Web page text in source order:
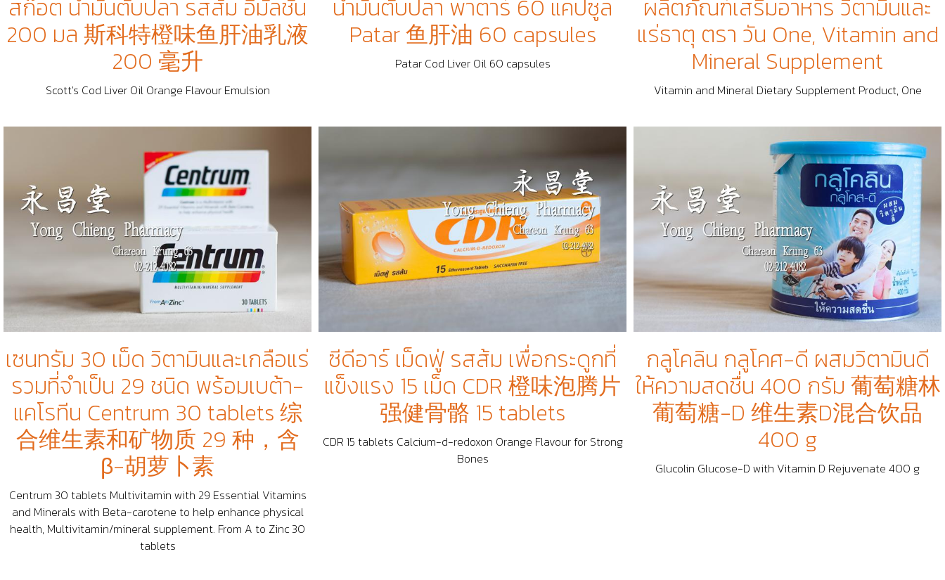
สก๊อต น้ำมันตับปลา รสส้ม อีมัลชั่น
200 มล 斯科特橙味鱼肝油乳液
200 毫升
Scott's Cod Liver Oil Orange Flavour Emulsion
น้ำมันตับปลา พาตาร์ 60 แคปซูล
Patar 鱼肝油 60 capsules
Patar Cod Liver Oil 60 capsules
ผลิตภัณฑ์เสริมอาหาร วิตามินและ
แร่ธาตุ ตรา วัน One, Vitamin and
Mineral Supplement
Vitamin and Mineral Dietary Supplement Product, One
เซนทรัม 30 เม็ด วิตามินและเกลือแร่
รวมที่จำเป็น 29 ชนิด พร้อมเบต้า-
แคโรทีน Centrum 30 tablets 综
合维生素和矿物质 29 种，含
β-胡萝卜素
Centrum 30 tablets Multivitamin with 29 Essential Vitamins
and Minerals with Beta-carotene to help enhance physical
health, Multivitamin/mineral supplement. From A to Zinc 30
tablets
ซีดีอาร์ เม็ดฟู่ รสส้ม เพื่อกระดูกที่
แข็งแรง 15 เม็ด CDR 橙味泡腾片
强健骨骼 15 tablets
CDR 15 tablets Calcium-d-redoxon Orange Flavour for Strong
Bones
กลูโคลิน กลูโคศ-ดี ผสมวิตามินดี
ให้ความสดชื่น 400 กรัม 葡萄糖林
葡萄糖-D 维生素D混合饮品
400 g
Glucolin Glucose-D with Vitamin D Rejuvenate 400 g